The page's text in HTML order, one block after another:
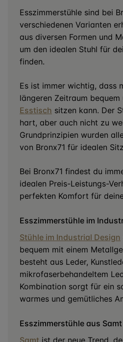
Esszimmerstühle sind bei
verschiedenen Varianten
aus diversen Formen und
um den idealen Stuhl für
finden.
Es ist immer wichtig, dass
längeren Zeitraum
Esstisch sitzen kann. Der
hart, aber auch nicht zu
Grundprinzipien wurden
von Bronx71 für idealen
Bei Bronx71 findest du
idealen Preis-Leistungs-
perfekten Komfort für
Esszimmerstühle im
Stühle im Industrial Design
bequem mit einem
besteht aus Leder,
mikrofaserbehandeltem
Kombination sorgt für ein
warmes und gemütliches
Esszimmerstühle aus Samt
Samt ist der neue Trend,